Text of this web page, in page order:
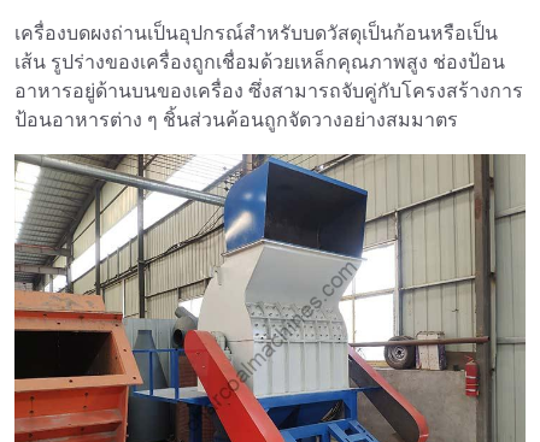
เครื่องบดผงถ่านเป็นอุปกรณ์สำหรับบดวัสดุเป็นก้อนหรือเป็น
เส้น รูปร่างของเครื่องถูกเชื่อมด้วยเหล็กคุณภาพสูง ช่องป้อน
อาหารอยู่ด้านบนของเครื่อง ซึ่งสามารถจับคู่กับโครงสร้างการ
ป้อนอาหารต่าง ๆ ชิ้นส่วนค้อนถูกจัดวางอย่างสมมาตร